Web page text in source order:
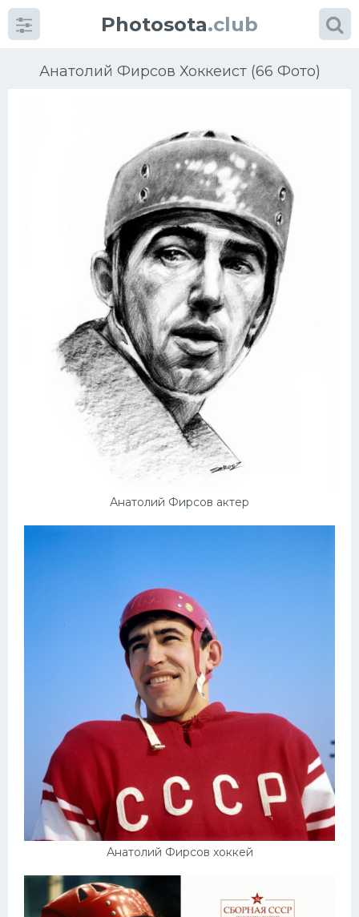
Photosota.club
Анатолий Фирсов Хоккеист (66 Фото)
Анатолий Фирсов актер
Анатолий Фирсов хоккей
КатегорииФото
Еще картинки...
Велогонки
Конькобежный спорт
Тренажеры
Интерьер квартиры